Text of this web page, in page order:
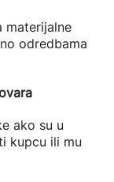
materijalne
odredbama
ako su u
kupcu ili mu